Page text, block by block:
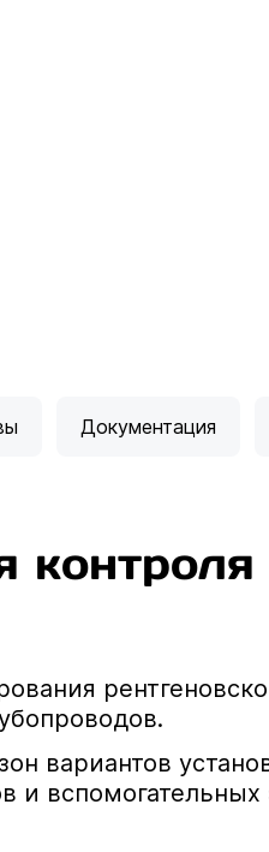
Документация
вариантов
вспомогательных